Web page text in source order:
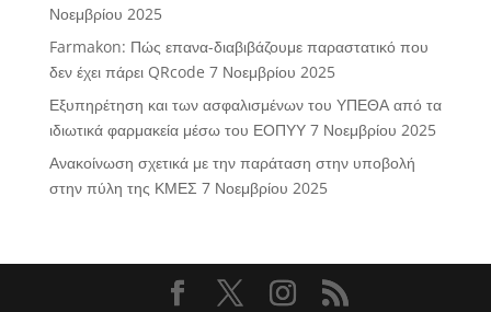
Νοεμβρίου 2025
Farmakon: Πώς επανα-διαβιβάζουμε παραστατικό που
δεν έχει πάρει QRcode 7 Νοεμβρίου 2025
Εξυπηρέτηση και των ασφαλισμένων του ΥΠΕΘΑ από τα
ιδιωτικά φαρμακεία μέσω του ΕΟΠΥΥ 7 Νοεμβρίου 2025
Ανακοίνωση σχετικά με την παράταση στην υποβολή
στην πύλη της ΚΜΕΣ 7 Νοεμβρίου 2025